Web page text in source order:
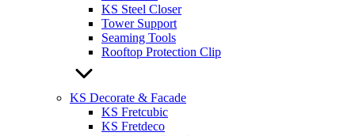
KS Steel Closer
Tower Support
Seaming Tools
Rooftop Protection Clip
KS Decorate & Facade
KS Fretcubic
KS Fretdeco